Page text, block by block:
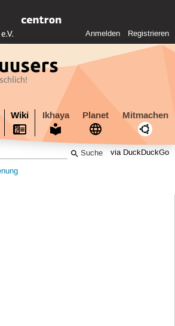
Anmelden Registrieren
Wiki Ikhaya Planet Mitmachen
via DuckDuckGo